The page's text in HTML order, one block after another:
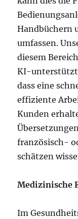
Handbüchern
umfassen.
diesem
KI-
dass eine
effiziente
Kunden
französisch-
schätzen
Medizinische
Im